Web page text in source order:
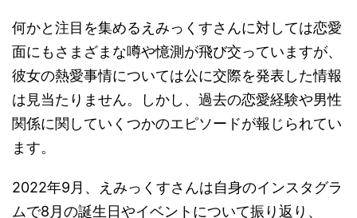
何かと注目を集めるえみっくすさんに対しては恋愛
面にもさまざまな噂や憶測が飛び交っていますが、
彼女の熱愛事情については公に交際を発表した情報
は見当たりません。しかし、過去の恋愛経験や男性
関係に関していくつかのエピソードが報じられてい
ます。
2022年9月、えみっくすさんは自身のインスタグラ
ムで8月の誕生日やイベントについて振り返り、